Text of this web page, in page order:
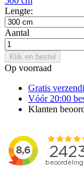
Lengte:
Aantal
Klik en bestel
Op voorraad
Gratis
Vóór 20:00
Klanten